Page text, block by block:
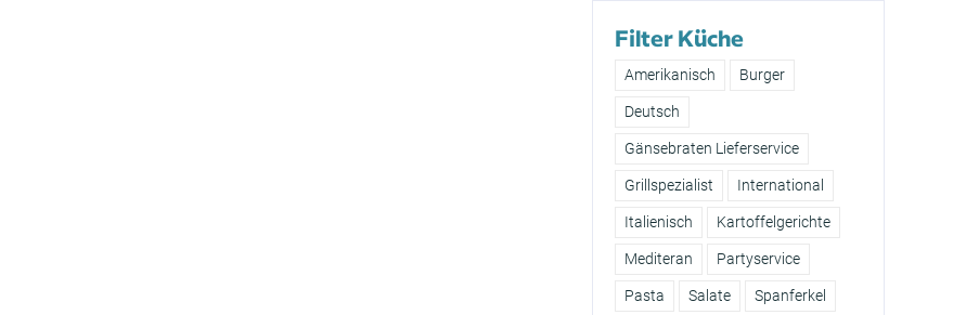
Filter Küche
Amerikanisch Burger
Deutsch
Gänsebraten Lieferservice
Grillspezialist International
Italienisch Kartoffelgerichte
Mediteran Partyservice
Pasta Salate Spanferkel